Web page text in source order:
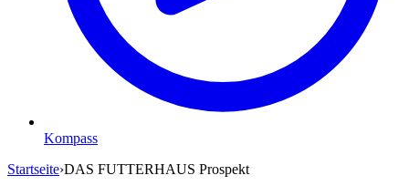
Kompass
Startseite›DAS FUTTERHAUS Prospekt